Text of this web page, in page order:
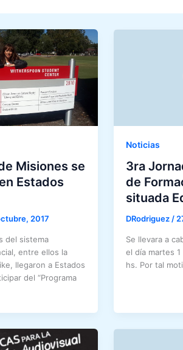
Misiones se
Estados
2017
del sistema
entre ellos la
llegaron a Estados
del “Programa
Noticias
3ra
de
situada
DRodriguez /
Se llevara a
el día martes
hs. Por tal